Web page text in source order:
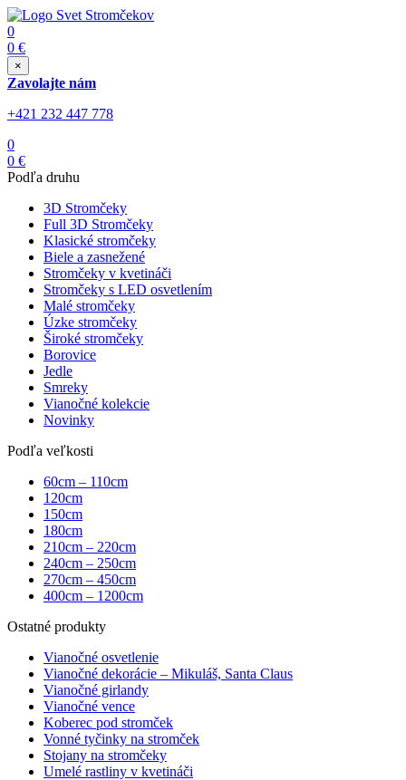
0
0 €
×
Zavolajte nám
+421 232 447 778
0
0 €
Podľa druhu
3D Stromčeky
Full 3D Stromčeky
Klasické stromčeky
Biele a zasnežené
Stromčeky v kvetináči
Stromčeky s LED osvetlením
Malé stromčeky
Úzke stromčeky
Široké stromčeky
Borovice
Jedle
Smreky
Vianočné kolekcie
Novinky
Podľa veľkosti
60cm – 110cm
120cm
150cm
180cm
210cm – 220cm
240cm – 250cm
270cm – 450cm
400cm – 1200cm
Ostatné produkty
Vianočné osvetlenie
Vianočné dekorácie – Mikuláš, Santa Claus
Vianočné girlandy
Vianočné vence
Koberec pod stromček
Vonné tyčinky na stromček
Stojany na stromčeky
Umelé rastliny v kvetináči